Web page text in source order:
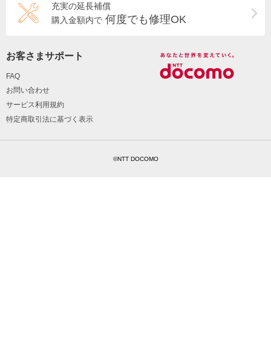
充実の延長補償
購入金額内で 何度でも修理OK
お客さまサポート
FAQ
お問い合わせ
サービス利用規約
特定商取引法に基づく表示
©NTT DOCOMO